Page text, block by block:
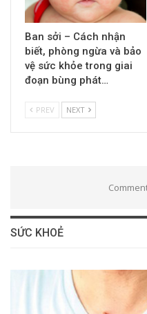
Ban sởi – Cách nhận
biết, phòng ngừa và bảo
vệ sức khỏe trong giai
đoạn bùng phát…
PREV NEXT
SỨC KHOẺ